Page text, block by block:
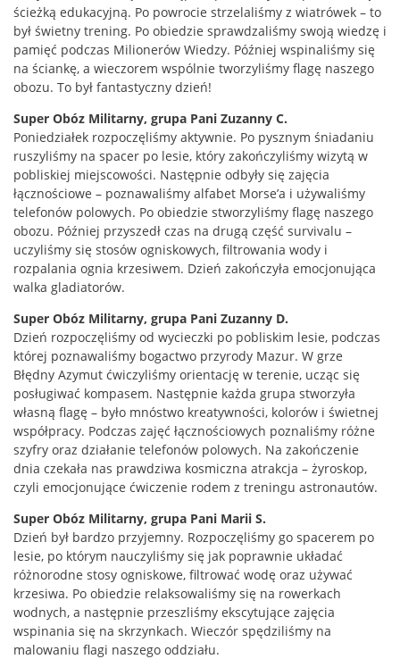
ścieżką edukacyjną. Po powrocie strzelaliśmy z wiatrówek – to
był świetny trening. Po obiedzie sprawdzaliśmy swoją wiedzę i
pamięć podczas Milionerów Wiedzy. Później wspinaliśmy się
na ściankę, a wieczorem wspólnie tworzyliśmy flagę naszego
obozu. To był fantastyczny dzień!
Super Obóz Militarny, grupa Pani Zuzanny C.
Poniedziałek rozpoczęliśmy aktywnie. Po pysznym śniadaniu
ruszyliśmy na spacer po lesie, który zakończyliśmy wizytą w
pobliskiej miejscowości. Następnie odbyły się zajęcia
łącznościowe – poznawaliśmy alfabet Morse’a i używaliśmy
telefonów polowych. Po obiedzie stworzyliśmy flagę naszego
obozu. Później przyszedł czas na drugą część survivalu –
uczyliśmy się stosów ogniskowych, filtrowania wody i
rozpalania ognia krzesiwem. Dzień zakończyła emocjonująca
walka gladiatorów.
Super Obóz Militarny, grupa Pani Zuzanny D.
Dzień rozpoczęliśmy od wycieczki po pobliskim lesie, podczas
której poznawaliśmy bogactwo przyrody Mazur. W grze
Błędny Azymut ćwiczyliśmy orientację w terenie, ucząc się
posługiwać kompasem. Następnie każda grupa stworzyła
własną flagę – było mnóstwo kreatywności, kolorów i świetnej
współpracy. Podczas zajęć łącznościowych poznaliśmy różne
szyfry oraz działanie telefonów polowych. Na zakończenie
dnia czekała nas prawdziwa kosmiczna atrakcja – żyroskop,
czyli emocjonujące ćwiczenie rodem z treningu astronautów.
Super Obóz Militarny, grupa Pani Marii S.
Dzień był bardzo przyjemny. Rozpoczęliśmy go spacerem po
lesie, po którym nauczyliśmy się jak poprawnie układać
różnorodne stosy ogniskowe, filtrować wodę oraz używać
krzesiwa. Po obiedzie relaksowaliśmy się na rowerkach
wodnych, a następnie przeszliśmy ekscytujące zajęcia
wspinania się na skrzynkach. Wieczór spędziliśmy na
malowaniu flagi naszego oddziału.